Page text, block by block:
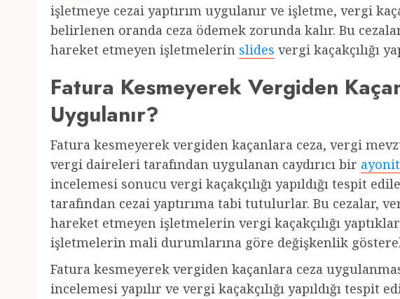
işletmeye cezai yaptırım uygulanır ve işletme, vergi
belirlenen oranda ceza ödemek zorunda kalır. Bu
hareket etmeyen işletmelerin slides vergi kaçakçılığı
Fatura Kesmeyerek Vergiden
Uygulanır?
Fatura kesmeyerek vergiden kaçanlara ceza, vergi
vergi daireleri tarafından uygulanan caydırıcı bir
incelemesi sonucu vergi kaçakçılığı yapıldığı tespit
tarafından cezai yaptırıma tabi tutulurlar. Bu cezalar,
hareket etmeyen işletmelerin vergi kaçakçılığı
işletmelerin mali durumlarına göre değişkenlik
Fatura kesmeyerek vergiden kaçanlara ceza
incelemesi yapılır ve vergi kaçakçılığı yapıldığı tespit